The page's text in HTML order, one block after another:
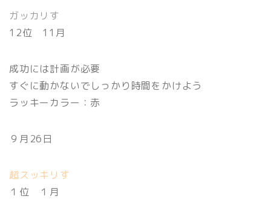
ガッカリす
12位 11月
成功には計画が必要
すぐに動かないでしっかり時間をかけよう
ラッキーカラー：赤
９月26日
超スッキリす
１位 １月